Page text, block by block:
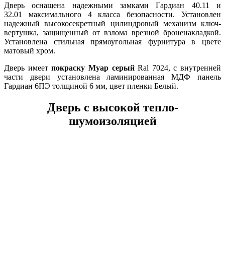
Дверь оснащена надежными замками Гардиан 40.11 и
32.01 максимального 4 класса безопасности. Установлен
надежный высокосекретный цилиндровый механизм ключ-
вертушка, защищенный от взлома врезной броненакладкой.
Установлена стильная прямоугольная фурнитура в цвете
матовый хром.
Дверь имеетпокраску Муар серыйRal 7024, с внутренней
части двери установлена ламинированная МДФ панель
Гардиан 6ПЭ толщиной 6 мм, цвет пленки Белый.
Дверь с высокой тепло-
шумоизоляцией